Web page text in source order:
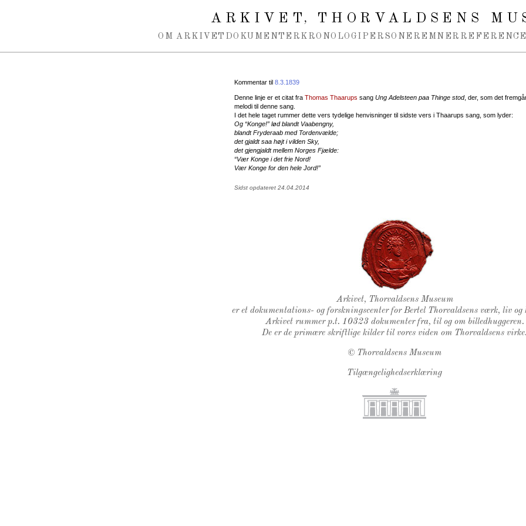
ARKIVET, THORVALDSENS
OM ARKIVET DOKUMENTER KRONOLOGI PERSONER EMNER
Kommentar til 8.3.1839
Denne linje er et citat fra Thomas Thaarups sang Ung Adelsteen paa Thinge stod, der, som det
melodi til denne sang.
I det hele taget rummer dette vers tydelige henvisninger til sidste vers i Thaarups sang, som lyder:
Og “Konge!” lød blandt Vaabengny,
blandt Fryderaab med Tordenvælde;
det gjaldt saa højt i vilden Sky,
det gjengjaldt mellem Norges Fjælde:
“Vær Konge i det frie Nord!
Vær Konge for den hele Jord!”
Sidst opdateret 24.04.2014
Thorvaldsens Segl
Arkivet, Thorvaldsens Museum
er et dokumentations- og forskningscenter for Bertel Thorvaldsens værk, liv og
Arkivet rummer p.t. 10323 dokumenter fra, til og om billedhuggeren.
De er de primære skriftlige kilder til vores viden om Thorvaldsens virke.
© Thorvaldsens Museum
Tilgængelighedserklæring